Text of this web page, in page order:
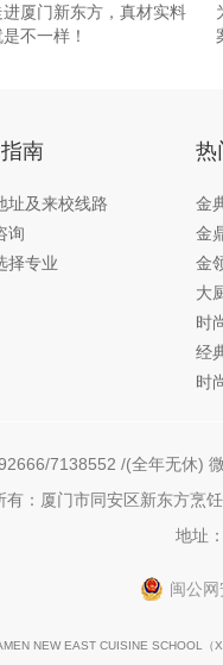
厦门新东方，真材实料
不一样！
南
址及来校线路
询
择专业
热
金
金
金
大
时
经
时
7138552 /(全年无休)
有：厦门市同安区新东方烹
地址
闽公
NEW EAST CUISINE SCHOOL（